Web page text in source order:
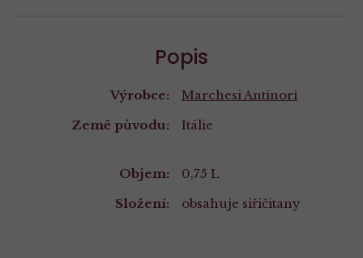
Popis
Výrobce:
Marchesi Antinori
Země původu:
Itálie
Objem:
0,75 L
Složení:
obsahuje siřičitany